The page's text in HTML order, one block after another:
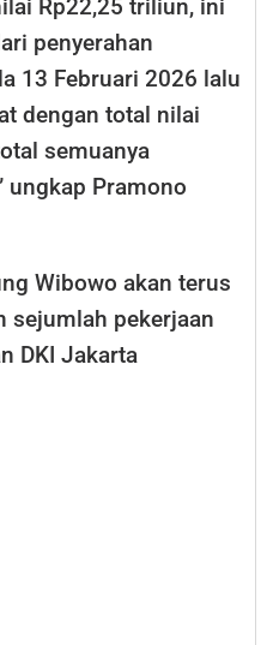
Rp22,25 triliun, ini
penyerahan
13 Februari 2026 lalu
dengan total nilai
semuanya
ungkap Pramono
Wibowo akan terus
sejumlah pekerjaan
DKI Jakarta